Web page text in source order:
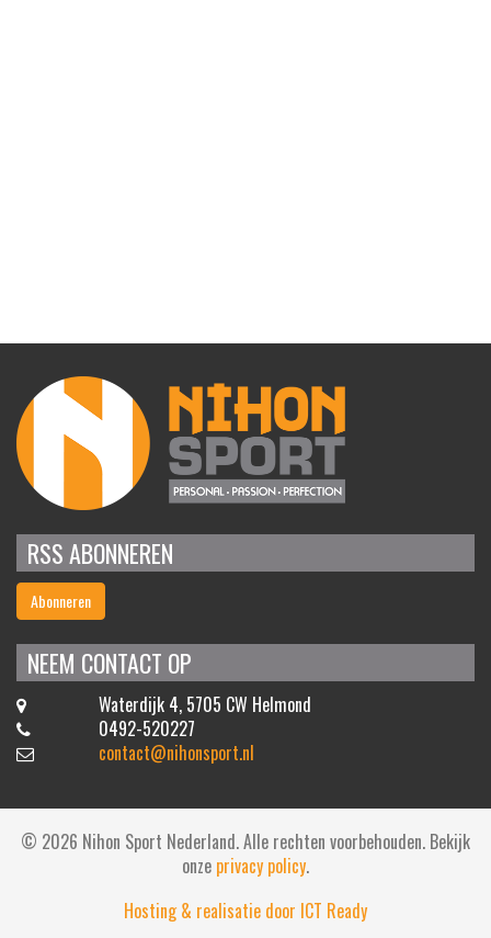
RSS ABONNEREN
Abonneren
NEEM CONTACT OP
Waterdijk 4, 5705 CW Helmond
0492-520227
contact@nihonsport.nl
© 2026 Nihon Sport Nederland. Alle rechten voorbehouden. Bekijk
onze privacy policy.
Hosting & realisatie door ICT Ready